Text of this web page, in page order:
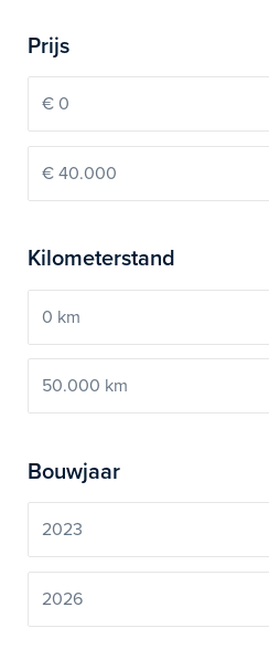
Prijs
Kilometerstand
Bouwjaar